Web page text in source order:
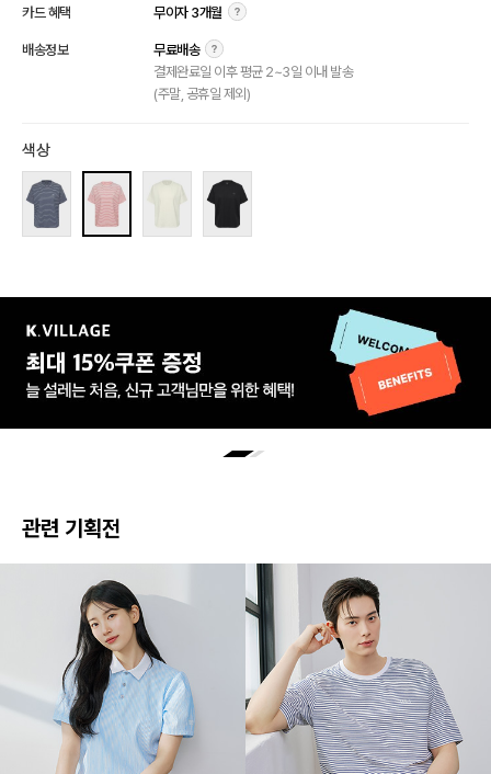
카드 혜택 무이자 3개월
배송정보
무료배송
결제완료일 이후 평균 2~3일 이내 발송
(주말, 공휴일 제외)
색상
관련 기획전